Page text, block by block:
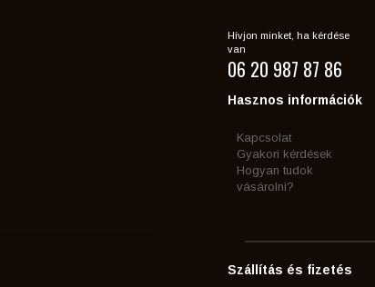
Hívjon minket, ha kérdése
van
06 20 987 87 86
Hasznos információk
Kapcsolat
Gyakori kérdések
Hogyan tudok
vásárolni?
Szállítás és fizetés